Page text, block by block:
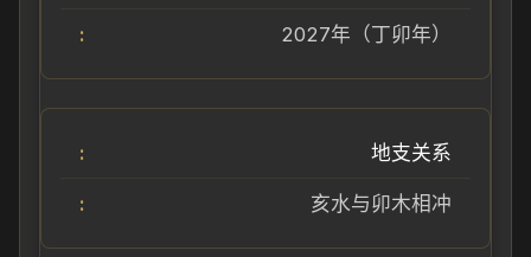
2027年（丁卯年）
地支关系
亥水与卯木相冲